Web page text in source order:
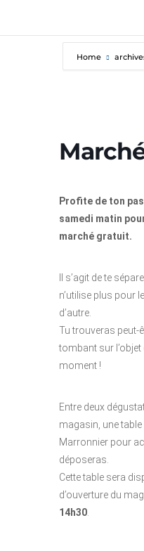
Home
Profite de ton
samedi matin
marché gratuit.
Il s’agit de te
n’utilise plus pour
d’autre.
Tu trouveras peut-
tombant sur
moment !
Entre deux
magasin, une
Marronnier pour
déposeras.
Cette table sera
d’ouverture du
14h30